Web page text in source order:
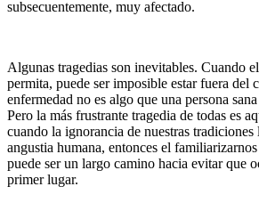
subsecuentemente, muy afectado.
Algunas tragedias son inevitables. Cuando
permita, puede ser imposible estar fuera del
enfermedad no es algo que una persona
Pero la más frustrante tragedia de todas es
cuando la ignorancia de nuestras
angustia humana, entonces el
puede ser un largo camino hacia evitar que
primer lugar.